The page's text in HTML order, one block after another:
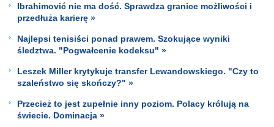
Ibrahimović nie ma dość. Sprawdza granice możliwości i
przedłuża karierę »
Najlepsi tenisiści ponad prawem. Szokujące wyniki
śledztwa. "Pogwałcenie kodeksu" »
Leszek Miller krytykuje transfer Lewandowskiego. "Czy to
szaleństwo się skończy?" »
Przecież to jest zupełnie inny poziom. Polacy królują na
świecie. Dominacja »